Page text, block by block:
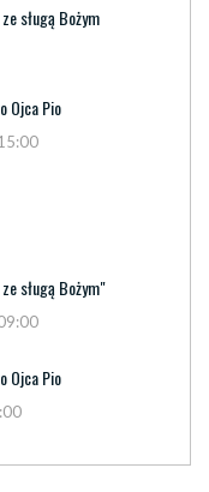
sługą Bożym
Ojca Pio
sługą Bożym"
Ojca Pio